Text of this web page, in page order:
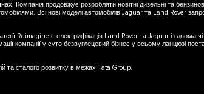
Компанія продовжує розробляти новітні дизельні та
Всі нові моделі автомобілів Jaguar та Land Rover
Reimagine є електрифікація Land Rover та Jaguar із двома
компанії у суто безвуглецевий бізнес у всьому ланцюзі
та сталого розвитку в межах Tata Group.